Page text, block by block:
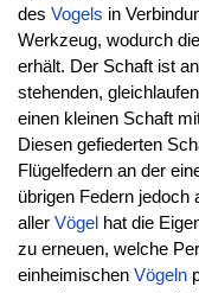
des Vogels in
Werkzeug, wodurch
erhält. Der Schaft ist
stehenden,
einen kleinen Schaft
Diesen gefiederten
Flügelfedern an der
übrigen Federn jedoch
aller Vögel hat die
zu erneuen, welche
einheimischen Vögeln